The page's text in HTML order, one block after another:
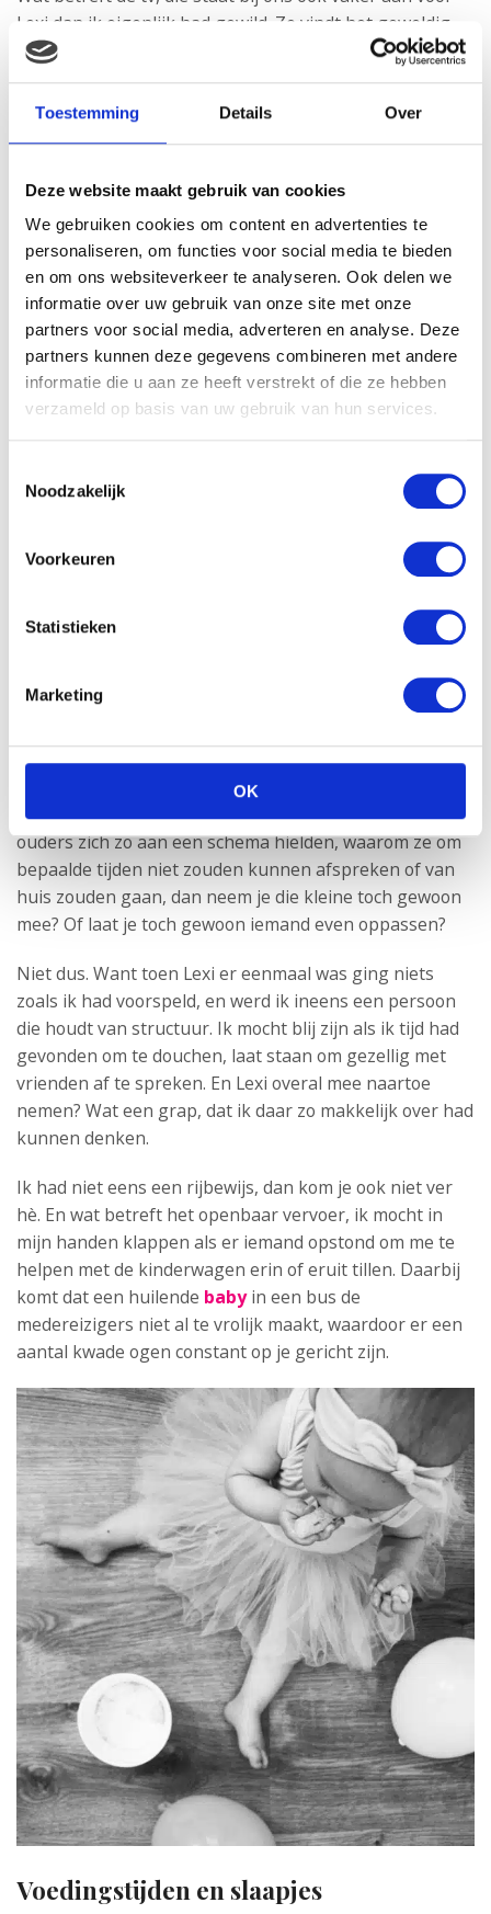
Toestemming Details Over
Deze website maakt gebruik van cookies
We gebruiken cookies om content en advertenties te
personaliseren, om functies voor social media te bieden
en om ons websiteverkeer te analyseren. Ook delen we
informatie over uw gebruik van onze site met onze
partners voor social media, adverteren en analyse. Deze
partners kunnen deze gegevens combineren met andere
informatie die u aan ze heeft verstrekt of die ze hebben
verzameld op basis van uw gebruik van hun services.
Noodzakelijk
Voorkeuren
Statistieken
Marketing
OK
Lexi dan ik eigenlijk had gewild. Ze vindt het geweldig,
Kinderen voor Kinderen, Juf Roos, Bumba en noem
maar op, ik ken alle liedjes en afleveringen zowat uit
mijn hoofd. Dus ja, ik begrijp het nu wel wat beter, die
Het is tegenwoordig dan ook de normaalste zaak van de
telefoon staren. Jammer vind ik het wel, daarom
probeer ik mijn dochter te stimuleren om gewoon te
spelen, te leren door te doen. Zelf probeer ik dan ook zo
min mogelijk met mijn telefoon bezig te zijn wanneer zij
wakker is, zodat ik met mijn aandacht vooral bij haar
ben.
Lexi er zou zijn, ik nog
Tijd en structuur
eenvoudig; ik dacht dat wanneer Lexi er zou zijn, ik nog
dat ik Lexi gewoon overal mee naartoe zou nemen, dat
het allemaal zo makkelijk zou zijn. Dutjes en voeden, dat
kan ook onderweg. Ik begreep niet goed waarom
ouders zich zo aan een schema hielden, waarom ze om
bepaalde tijden niet zouden kunnen afspreken of van
huis zouden gaan, dan neem je die kleine toch gewoon
mee? Of laat je toch gewoon iemand even oppassen?
Niet dus. Want toen Lexi er eenmaal was ging niets
zoals ik had voorspeld, en werd ik ineens een persoon
die houdt van structuur. Ik mocht blij zijn als ik tijd had
gevonden om te douchen, laat staan om gezellig met
vrienden af te spreken. En Lexi overal mee naartoe
nemen? Wat een grap, dat ik daar zo makkelijk over had
kunnen denken.
Ik had niet eens een rijbewijs, dan kom je ook niet ver
hè. En wat betreft het openbaar vervoer, ik mocht in
mijn handen klappen als er iemand opstond om me te
helpen met de kinderwagen erin of eruit tillen. Daarbij
komt dat een huilende babyin een bus de
medereizigers niet al te vrolijk maakt, waardoor er een
aantal kwade ogen constant op je gericht zijn.
Voedingstijden en slaapjes